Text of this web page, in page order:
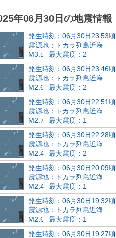
年06月30日の地震情報
発生時刻：06月30日23:53頃
震源地：トカラ列島近海
M3.5
最大震度：2
発生時刻：06月30日23:46頃
震源地：トカラ列島近海
M2.6
最大震度：2
発生時刻：06月30日22:51頃
震源地：トカラ列島近海
M2.7
最大震度：1
発生時刻：06月30日22:28頃
震源地：トカラ列島近海
M2.4
最大震度：2
発生時刻：06月30日20:09頃
震源地：トカラ列島近海
M2.4
最大震度：1
発生時刻：06月30日19:32頃
震源地：トカラ列島近海
M2.6
最大震度：1
発生時刻：06月30日19:27頃